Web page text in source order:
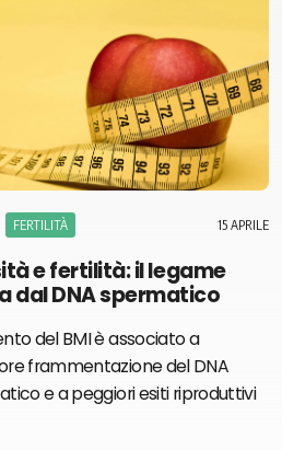
FERTILITÀ 15 APRILE
e fertilità: il legame
dal DNA spermatico
del BMI è associato a
frammentazione del DNA
e a peggiori esiti riproduttivi